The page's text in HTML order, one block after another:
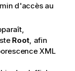
d'accès au
Root, afin
XML